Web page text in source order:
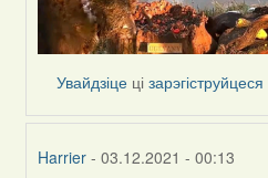
Увайдзіце цізарэгіструйцеся
Harrier - 03.12.2021 - 00:13